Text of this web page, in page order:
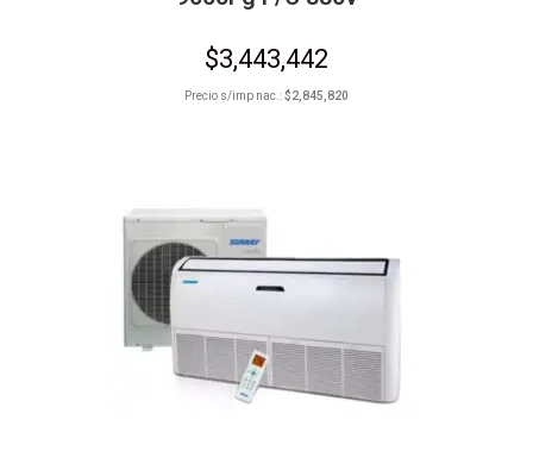
$3,443,442
Precio s/imp nac.:$2,845,820